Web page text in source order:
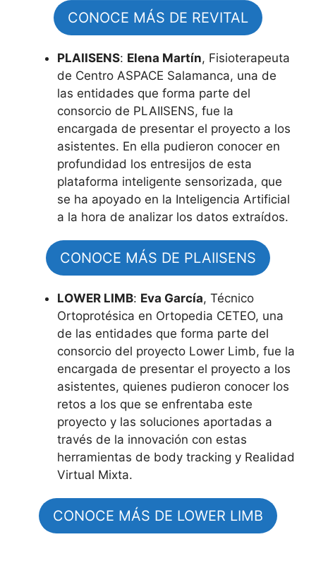
CONOCE MÁS DE REVITAL
PLAIISENS: Elena Martín, Fisioterapeuta
de Centro ASPACE Salamanca, una de
las entidades que forma parte del
consorcio de PLAIISENS, fue la
encargada de presentar el proyecto a los
asistentes. En ella pudieron conocer en
profundidad los entresijos de esta
plataforma inteligente sensorizada, que
se ha apoyado en la Inteligencia Artificial
a la hora de analizar los datos extraídos.
CONOCE MÁS DE PLAIISENS
LOWER LIMB: Eva García, Técnico
Ortoprotésica en Ortopedia CETEO, una
de las entidades que forma parte del
consorcio del proyecto Lower Limb, fue la
encargada de presentar el proyecto a los
asistentes, quienes pudieron conocer los
retos a los que se enfrentaba este
proyecto y las soluciones aportadas a
través de la innovación con estas
herramientas de body tracking y Realidad
Virtual Mixta.
CONOCE MÁS DE LOWER LIMB